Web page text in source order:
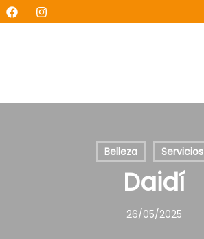
Belleza Servicios
Daidí
26/05/2025